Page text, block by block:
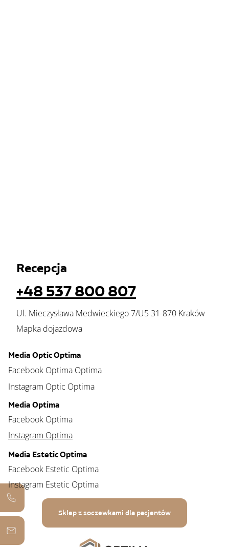
Recepcja
+48 537 800 807
Ul. Mieczysława Medwieckiego 7/U5 31-870 Kraków
Mapka dojazdowa
Media Optima
Facebook Optima
Instagram Optima
Media Optic Optima
Facebook Optima Optima
Instagram Optic Optima
Media Estetic Optima
Facebook Estetic Optima
Instagram Estetic Optima
Sklep z soczewkami dla pacjentów